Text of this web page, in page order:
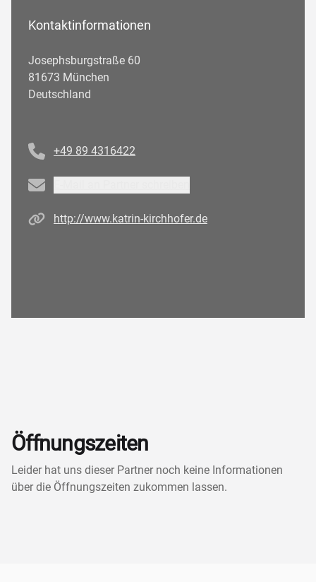
Kontaktinformationen
Josephsburgstraße 60
81673 München
Deutschland
+49 89 4316422
Email
Homepagehttp://www.katrin-kirchhofer.de
Öffnungszeiten
Leider hat uns dieser Partner noch keine Informationen
über die Öffnungszeiten zukommen lassen.